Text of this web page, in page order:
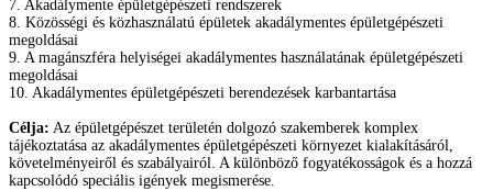
7. Akadálymente épületgépészeti rendszerek
8. Közösségi és közhasználatú épületek akadálymentes épületgépészeti
megoldásai
9. A magánszféra helyiségei akadálymentes használatának épületgépészeti
megoldásai
10. Akadálymentes épületgépészeti berendezések karbantartása
Célja: Az épületgépészet területén dolgozó szakemberek komplex
tájékoztatása az akadálymentes épületgépészeti környezet kialakításáról,
követelményeiről és szabályairól. A különböző fogyatékosságok és a hozzá
kapcsolódó speciális igények megismerése.